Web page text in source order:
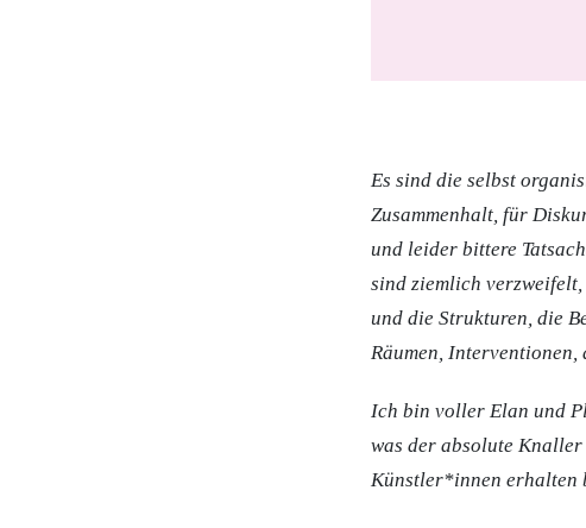
Es sind die selbst
Zusammenhalt, für
und leider bittere
sind ziemlich
und die Strukturen, die
Räumen, Interventionen,
Ich bin voller Elan und
was der absolute
Künstler*innen erhalten